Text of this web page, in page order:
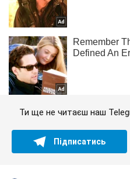
Ти ще не читаєш наш
Підписатись